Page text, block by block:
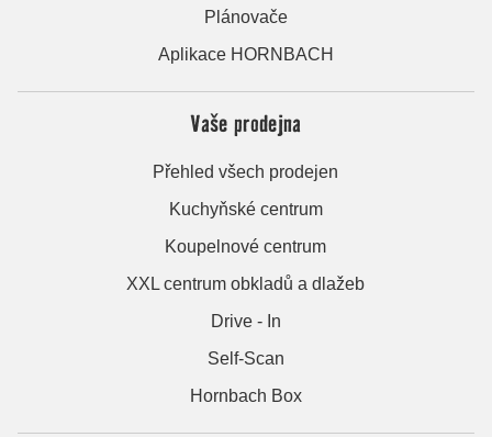
Plánovače
Aplikace HORNBACH
Vaše prodejna
Přehled všech prodejen
Kuchyňské centrum
Koupelnové centrum
XXL centrum obkladů a dlažeb
Drive - In
Self-Scan
Hornbach Box